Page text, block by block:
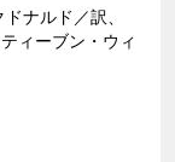
ナルド／訳、
ィーブン・ウィ